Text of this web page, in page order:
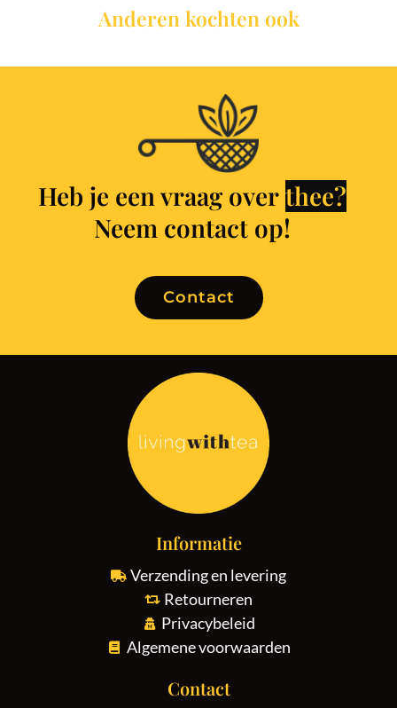
Anderen kochten ook
Heb je een vraag over thee?
Neem contact op!
Contact
Informatie
Verzending en levering
Retourneren
Privacybeleid
Algemene voorwaarden
Contact